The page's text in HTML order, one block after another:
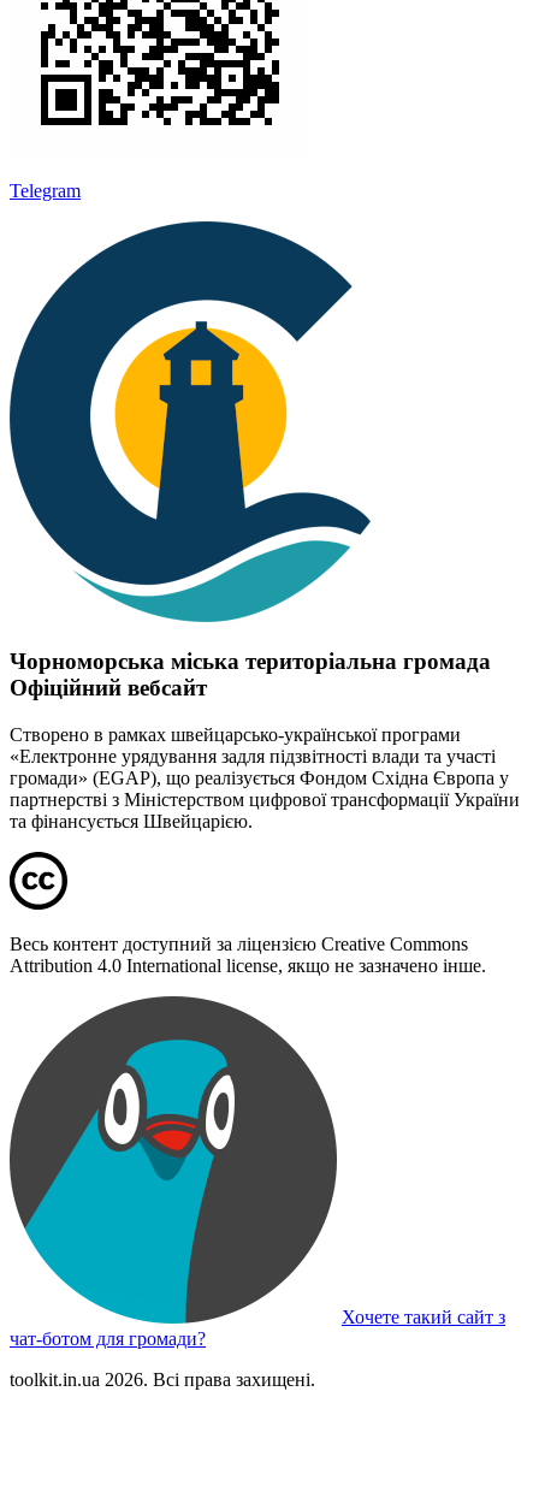
Telegram
Чорноморська міська територіальна громада
Офіційний вебсайт
Створено в рамках швейцарсько-української програми
«Електронне урядування задля підзвітності влади та участі
громади» (EGAP), що реалізується Фондом Східна Європа у
партнерстві з Міністерством цифрової трансформації України
та фінансується Швейцарією.
Весь контент доступний за ліцензією Creative Commons
Attribution 4.0 International license, якщо не зазначено інше.
Хочете такий сайт з
чат-ботом для громади?
toolkit.in.ua 2026. Всі права захищені.